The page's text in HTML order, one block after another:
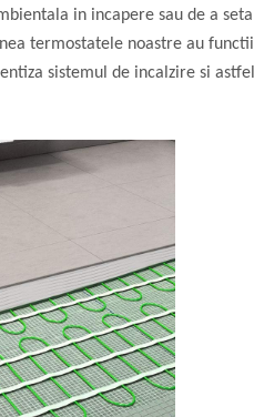
in incapere sau de a seta
termostatele noastre au functii
sistemul de incalzire si astfel